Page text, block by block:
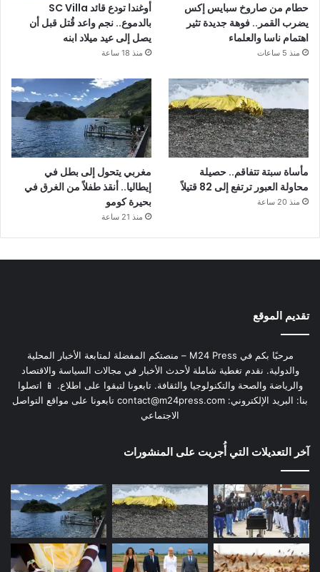
حطام من صاروخ سبايس إكس
يضرب القمر.. فوهة جديدة تثير
اهتمام ناسا والعلماء
منذ 5 ساعات
أوغندا تودع قائد SC Villa
بالدموع.. نجم واعد قُتل قبل أن
يصل إلى عيد ميلاد ابنه
منذ 18 ساعة
مأساة سبتة تتفاقم.. حصيلة
محاولة العبور ترتفع إلى 82 قتيلاً
منذ 20 ساعة
مغربي يتحول إلى بطل في
إيطاليا.. أنقذ طفلاً من الغرق في
بحيرة كومو
منذ 21 ساعة
تقديم الموقع
مرحبًا بكم في M24 Press – منصتكم المفضلة لمتابعة الأخبار المحلية
والدولية. نقدم تغطية شاملة لأحدث الأخبار في مجالات السياسة والاقتصاد
والرياضة والصحة والتكنولوجيا والثقافة. تابعونا لتبقوا على اطلاع. 📱 اتصلوا
بنا: البريد الإلكتروني: contact@m24press.com تابعونا على مواقع التواصل
الاجتماعي
آخر التعديلات التي أُجريت على المنشورات